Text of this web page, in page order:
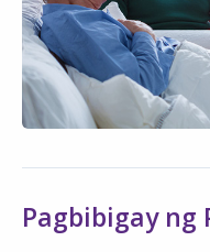
Pagbibigay ng